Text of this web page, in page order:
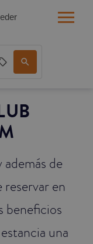
de
en
beneficios
una